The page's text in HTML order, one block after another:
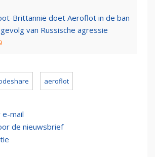
Brittannië doet Aeroflot in de ban
van Russische agressie
aeroflot
mail
de nieuwsbrief